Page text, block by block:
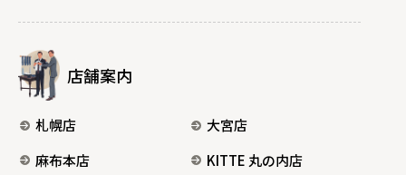
店舗案内
札幌店
大宮店
麻布本店
KITTE 丸の内店